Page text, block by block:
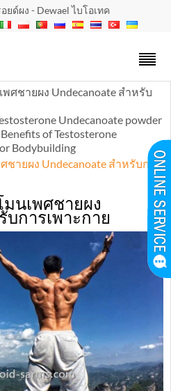
ยด์ผง - Dewael ไบโอเทค
ศชายผง Undecanoate สำหรับ
Undecanoate powder
of Testosterone
Bodybuilding
ายผง Undecanoate สำหรับการ
นเพศชายผง
บการเพาะกาย